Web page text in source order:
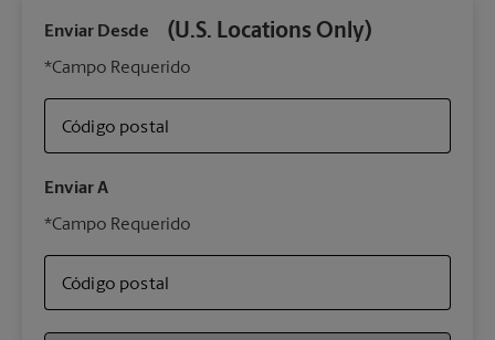
Enviar Desde (U.S. Locations Only)
*Campo Requerido
Código postal
Enviar A
*Campo Requerido
Código postal